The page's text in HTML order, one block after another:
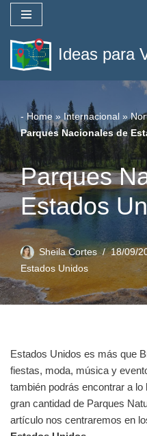
Saltar
al
contenido
Ideas para
- Home» Internacional »
Parques Nacionales de
Parques
Estados
Sheila Cortes 18/09/
Estados Unidos
Estados Unidos es más que
fiestas, moda, música y
también podrás encontrar a lo
gran cantidad de Parques
artículo nos centraremos en